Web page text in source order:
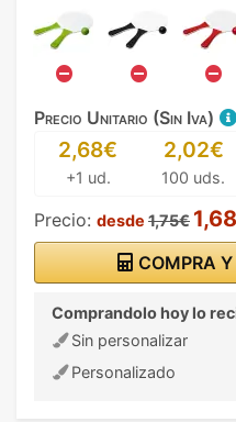
Precio Unitario (Sin Iva)
2,68€
+1 ud.
2,02€
100 uds.
Precio: desde 1,75€
COMPRA Y
Comprandolo hoy lo
Sin personalizar
Personalizado